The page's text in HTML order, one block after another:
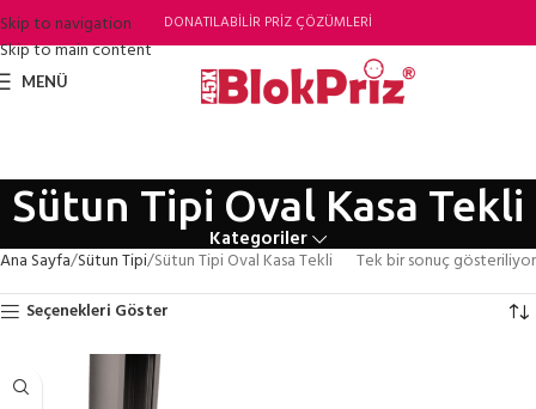
Skip to navigation
Skip to main content
DONATILABİLİR PRİZ ÇÖZÜMLERİ
MENÜ
Sütun Tipi Oval Kasa Tekli
Kategoriler
Ana Sayfa Sütun Tipi Sütun Tipi Oval Kasa Tekli
Tek bir sonuç gösteriliyor
Seçenekleri Göster